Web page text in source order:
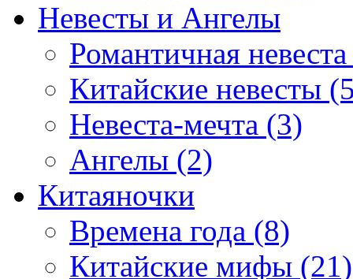
Невесты и Ангелы
Романтичная
Китайские невесты
Невеста-мечта (3)
Ангелы (2)
Китаяночки
Времена года (8)
Китайские мифы (21)